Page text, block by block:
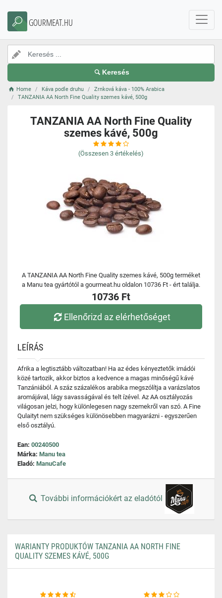
GOURMEAT.HU
Keresés
Home Káva podle druhu
Zrnková káva - 100% Arabica
TANZANIA AA North Fine Quality szemes kávé, 500g
TANZANIA AA North Fine Quality
szemes kávé, 500g
(Összesen 3 értékelés)
A TANZANIA AA North Fine Quality szemes kávé, 500g terméket
a Manu tea gyártótól a gourmeat.hu oldalon 10736 Ft - ért találja.
10736 Ft
Ellenőrizd az elérhetőséget
LEÍRÁS
Afrika a legtisztább változatban! Ha az édes kényeztetők imádói
közé tartozik, akkor biztos a kedvence a magas minőségű kávé
Tanzániából. A száz százalékos arabika megszólítja a varázslatos
aromájával, lágy savasságával és telt ízével. Az AA osztályozás
világosan jelzi, hogy különlegesen nagy szemekről van szó. A Fine
Qulaityt nem szükséges különösebben magyarázni - egyszerűen
első osztályú.
Ean: 00240500
Márka: Manu tea
Eladó: ManuCafe
További információkért az eladótól
WARIANTY PRODUKTÓW TANZANIA AA NORTH FINE
QUALITY SZEMES KÁVÉ, 500G